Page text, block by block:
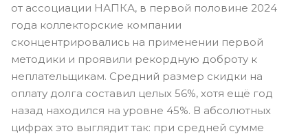
от ассоциации НАПКА, в первой половине 2024
года коллекторские компании
сконцентрировались на применении первой
методики и проявили рекордную доброту к
неплательщикам. Средний размер скидки на
оплату долга составил целых 56%, хотя ещё год
назад находился на уровне 45%. В абсолютных
цифрах это выглядит так: при средней сумме